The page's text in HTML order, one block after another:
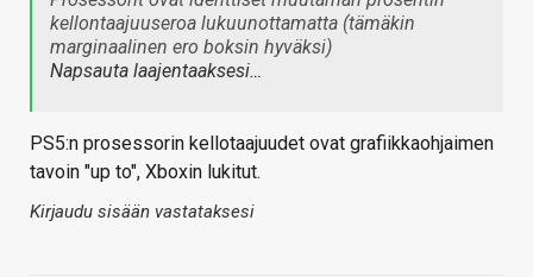
kellontaajuuseroa lukuunottamatta (tämäkin
marginaalinen ero boksin hyväksi)
Napsauta laajentaaksesi…
PS5:n prosessorin kellotaajuudet ovat grafiikkaohjaimen
tavoin "up to", Xboxin lukitut.
Kirjaudu sisään vastataksesi